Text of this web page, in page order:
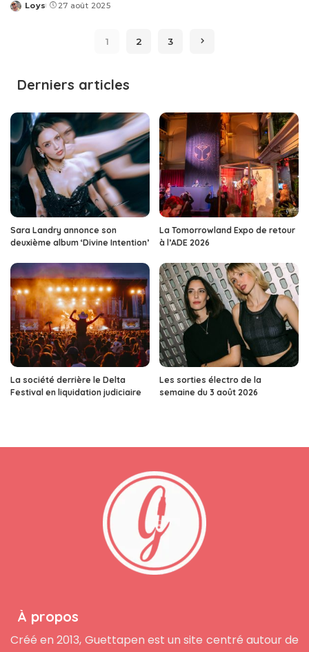
Posted
Loys 27 août 2025
1 2 3
Derniers articles
Sara Landry annonce son
deuxième album ‘Divine Intention’
La Tomorrowland Expo de retour
à l’ADE 2026
La société derrière le Delta
Festival en liquidation judiciaire
Les sorties électro de la
semaine du 3 août 2026
À propos
Créé en 2013, Guettapen est un site centré autour de